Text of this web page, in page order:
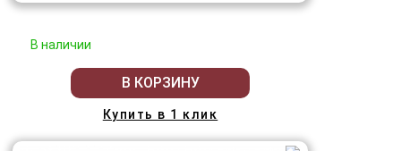
В наличии
В КОРЗИНУ
Купить в 1 клик